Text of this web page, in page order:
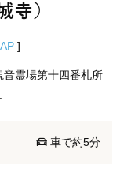
寺）
]
霊場第十四番札所
車で約5分